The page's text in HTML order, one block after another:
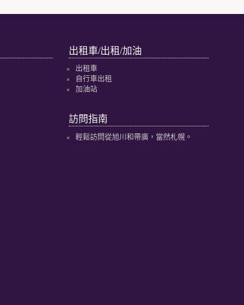
出租車/出租/加油
出租車
自行車出租
加油站
訪問指南
輕鬆訪問從旭川和帶廣，當然札幌。